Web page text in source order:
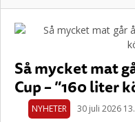
Så mycket mat
Cup – ”160 liter
NYHETER 30 juli 2026